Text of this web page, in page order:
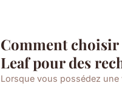
Comment choisir
Leaf pour des
Lorsque vous possédez une